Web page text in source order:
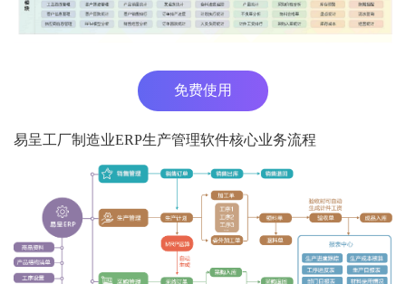
免费使用
易呈工厂制造业ERP生产管理软件核心业务流程